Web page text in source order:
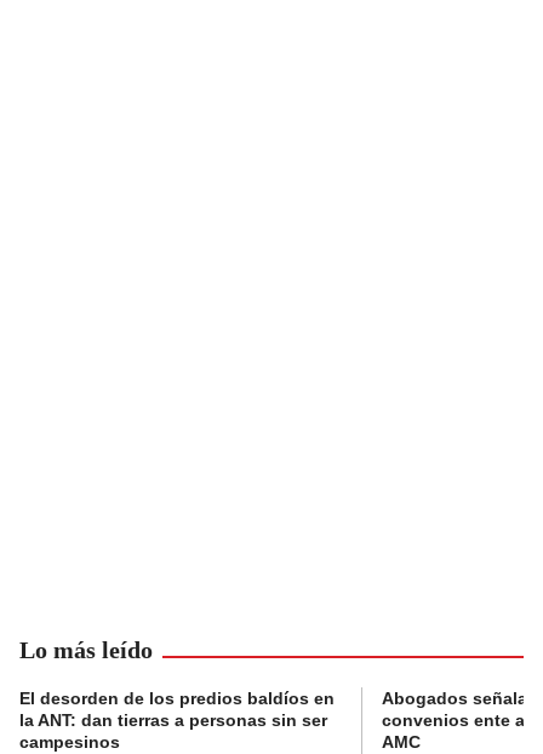
Lo más leído
El desorden de los predios baldíos en
la ANT: dan tierras a personas sin ser
campesinos
Abogados
convenios ente
AMC